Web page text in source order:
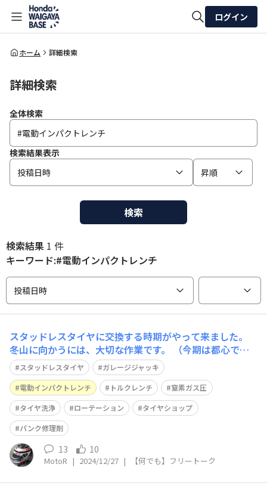
全体検索
ログイン
ホーム 詳細検索
詳細検索
全体検索
検索結果表示
投稿日時
昇順
検索
検索結果 1 件
キーワード:#電動インパクトレンチ
投稿日時
スタッドレスタイヤに交換する時期がやって来ました。
冬山に向かうには、大切な作業です。 （今期は都心で
も、降雪が有りそうナ？） 毎年の作業ですが、今回は
息子達が使えず 今年は自分一人で交換する羽目になりま
した😀 ガレージジャッキや電動インパクトレンチがあ
るので 作業時間は15分程度で終わりま
スタッドレスタイヤ
ガレージジャッキ
電動インパクトレンチ
トルクレンチ
窒素ガス圧
タイヤ洗浄
ローテーション
タイヤショップ
パンク修理剤
13 10
MotoR | 2024/12/27 | 【何でも】フリートーク